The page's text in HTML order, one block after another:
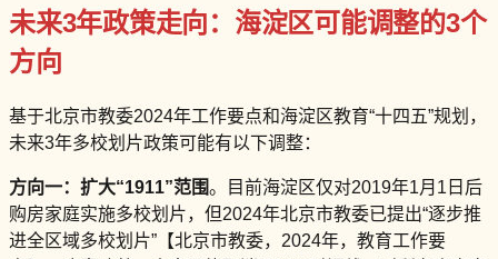
未来3年政策走向：海淀区可能调整的3个
方向
基于北京市教委2024年工作要点和海淀区教育“十四五”规划，
未来3年多校划片政策可能有以下调整：
方向一：扩大“1911”范围。目前海淀区仅对2019年1月1日后
购房家庭实施多校划片，但2024年北京市教委已提出“逐步推
进全区域多校划片”【北京市教委，2024年，教育工作要